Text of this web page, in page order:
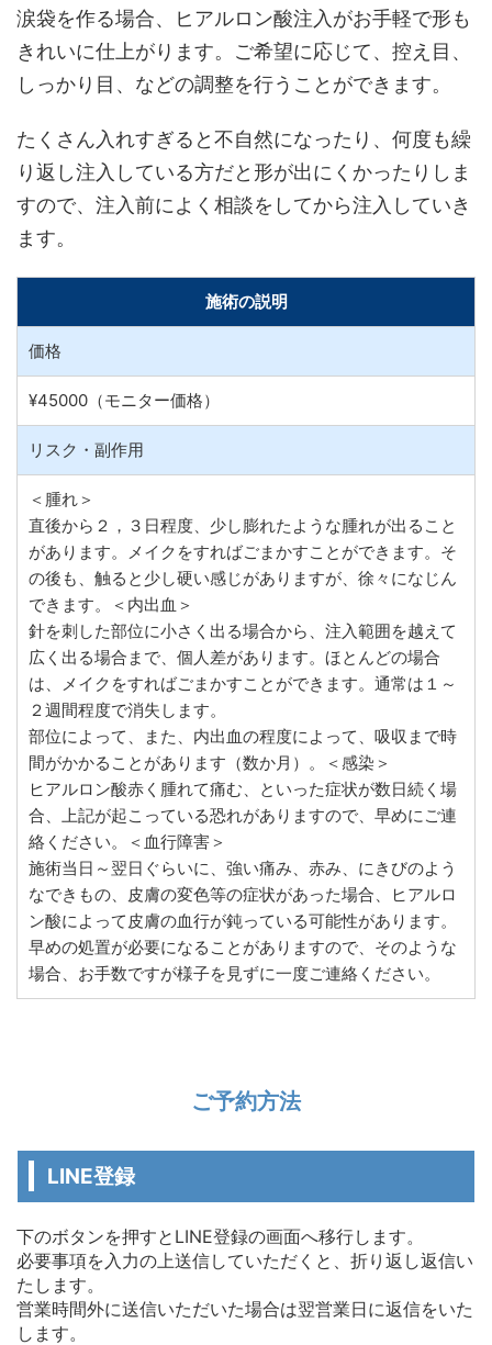
涙袋を作る場合、ヒアルロン酸注入がお手軽で形も
きれいに仕上がります。ご希望に応じて、控え目、
しっかり目、などの調整を行うことができます。
たくさん入れすぎると不自然になったり、何度も繰
り返し注入している方だと形が出にくかったりしま
すので、注入前によく相談をしてから注入していき
ます。
施術の説明
価格
¥45000（モニター価格）
リスク・副作用
＜腫れ＞
直後から２，３日程度、少し膨れたような腫れが出ること
があります。メイクをすればごまかすことができます。そ
の後も、触ると少し硬い感じがありますが、徐々になじん
できます。＜内出血＞
針を刺した部位に小さく出る場合から、注入範囲を越えて
広く出る場合まで、個人差があります。ほとんどの場合
は、メイクをすればごまかすことができます。通常は１～
２週間程度で消失します。
部位によって、また、内出血の程度によって、吸収まで時
間がかかることがあります（数か月）。＜感染＞
ヒアルロン酸赤く腫れて痛む、といった症状が数日続く場
合、上記が起こっている恐れがありますので、早めにご連
絡ください。＜血行障害＞
施術当日～翌日ぐらいに、強い痛み、赤み、にきびのよう
なできもの、皮膚の変色等の症状があった場合、ヒアルロ
ン酸によって皮膚の血行が鈍っている可能性があります。
早めの処置が必要になることがありますので、そのような
場合、お手数ですが様子を見ずに一度ご連絡ください。
ご予約方法
LINE登録
下のボタンを押すとLINE登録の画面へ移行します。
必要事項を入力の上送信していただくと、折り返し返信い
たします。
営業時間外に送信いただいた場合は翌営業日に返信をいた
します。